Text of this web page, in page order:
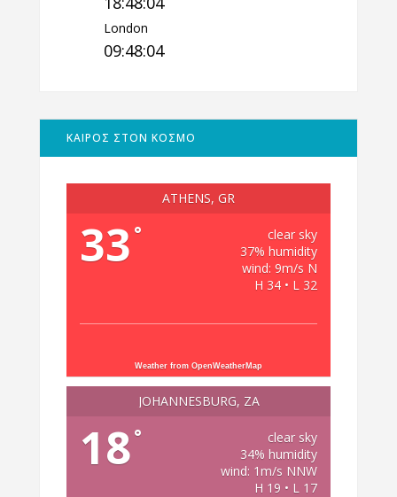
London
09:48:05
ΚΑΙΡΟΣ ΣΤΟΝ ΚΟΣΜΟ
ATHENS, GR
33 °
clear sky
37% humidity
wind: 9m/s N
H 34 • L 32
Weather from OpenWeatherMap
JOHANNESBURG, ZA
18°
clear sky
34% humidity
wind: 1m/s NNW
H 19 • L 17